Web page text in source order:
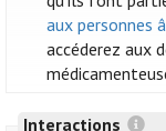
aux personnes
accéderez aux
Interactions